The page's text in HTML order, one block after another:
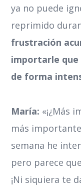
ya no puede
reprimido
frustración
importarle que
de forma
María: «¡¿Más
más
semana he
pero parece
¡Ni siquiera te